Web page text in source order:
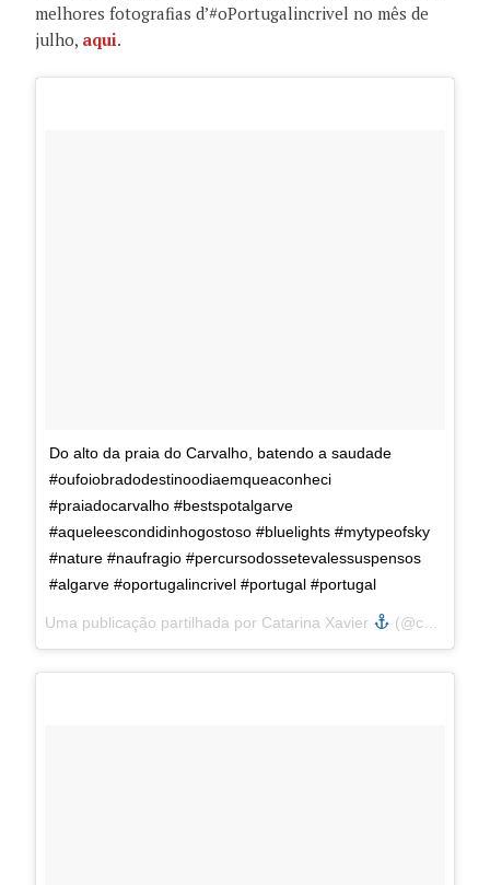
melhores fotografias d’#oPortugalincrivel no mês de
julho, aqui.
Do alto da praia do Carvalho, batendo a saudade
#oufoiobradodestinoodiaemqueaconheci
#praiadocarvalho #bestspotalgarve
#aqueleescondidinhogostoso #bluelights #mytypeofsky
#nature #naufragio #percursodossetevalessuspensos
#algarve #oportugalincrivel #portugal #portugal
Uma publicação partilhada por Catarina Xavier (@catarinaxavier31) a